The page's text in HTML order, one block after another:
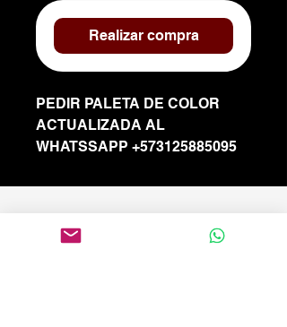
Realizar compra
PEDIR PALETA DE COLOR
ACTUALIZADA AL
WHATSSAPP +573125885095